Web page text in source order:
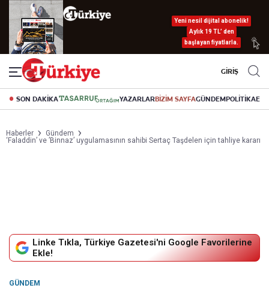
Yeni nesil dijital abonelik!
Aylık 19 TL’ den
başlayan fiyatlarla.
GİRİŞ
SON DAKİKA YAZARLARBİZİM SAYFAGÜNDEMPOLİTİKA
Haberler
Gündem
‘Faladdin’ ve ’Binnaz’ uygulamasının sahibi Sertaç Taşdelen için tahliye kararı
Linke Tıkla, Türkiye Gazetesi'ni Google Favorilerine
Ekle!
GÜNDEM